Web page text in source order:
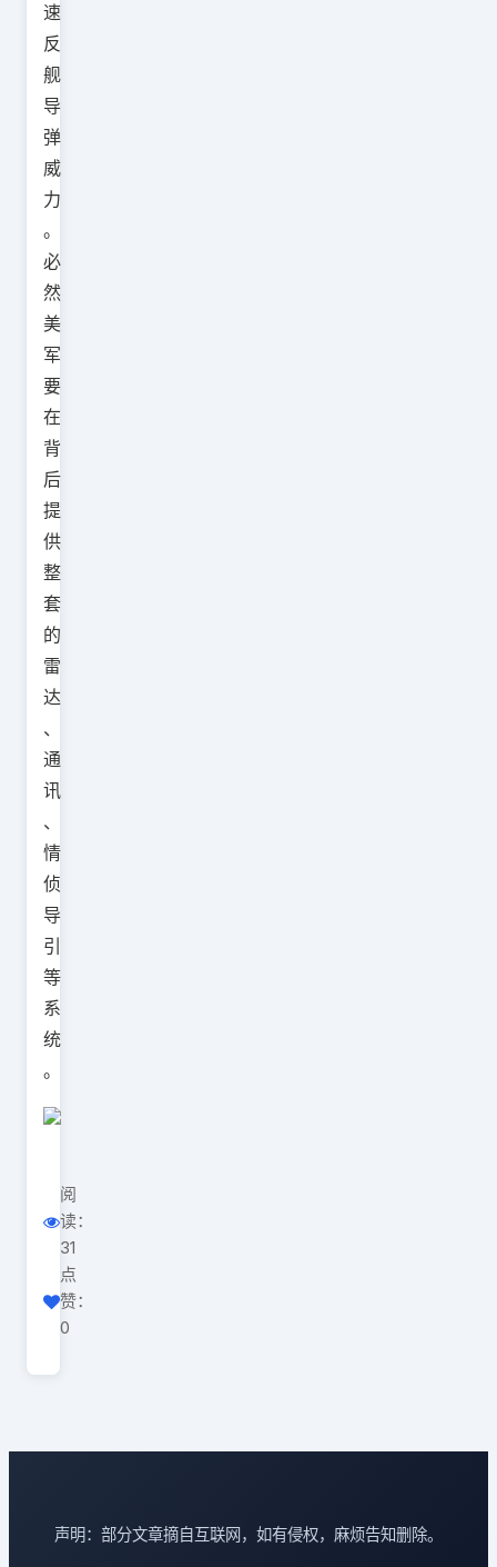
速
反
舰
导
弹
威
力
。
必
然
美
军
要
在
背
后
提
供
整
套
的
雷
达
、
通
讯
、
情
侦
导
引
等
系
统
。
阅
读：
31
点
赞：
0
声明：部分文章摘自互联网，如有侵权，麻烦告知删除。